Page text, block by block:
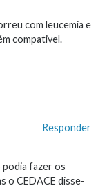
com leucemia e
compativel.
podia fazer os
o CEDACE disse-
Responder